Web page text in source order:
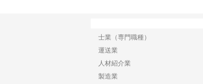
士業（専門職種）
運送業
人材紹介業
製造業